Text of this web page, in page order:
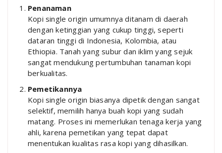
Penanaman
Kopi single origin umumnya ditanam di daerah
dengan ketinggian yang cukup tinggi, seperti
dataran tinggi di Indonesia, Kolombia, atau
Ethiopia. Tanah yang subur dan iklim yang sejuk
sangat mendukung pertumbuhan tanaman kopi
berkualitas.
Pemetikannya
Kopi single origin biasanya dipetik dengan sangat
selektif, memilih hanya buah kopi yang sudah
matang. Proses ini memerlukan tenaga kerja yang
ahli, karena pemetikan yang tepat dapat
menentukan kualitas rasa kopi yang dihasilkan.